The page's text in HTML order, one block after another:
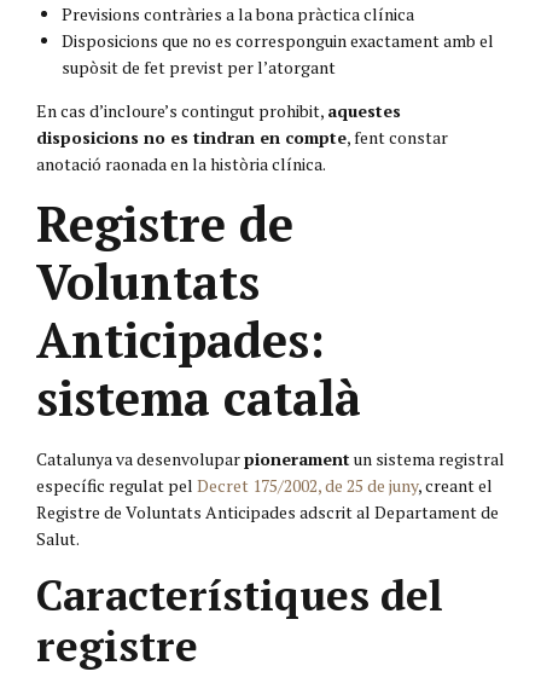
Previsions contràries a la bona pràctica clínica
Disposicions que no es corresponguin exactament amb el
supòsit de fet previst per l’atorgant
En cas d’incloure’s contingut prohibit, aquestes
disposicions no es tindran en compte, fent constar
anotació raonada en la història clínica.
Registre de
Voluntats
Anticipades:
sistema català
Catalunya va desenvoluparpionerament un sistema registral
específic regulat pel Decret 175/2002, de 25 de juny, creant el
Registre de Voluntats Anticipades adscrit al Departament de
Salut.
Característiques del
registre